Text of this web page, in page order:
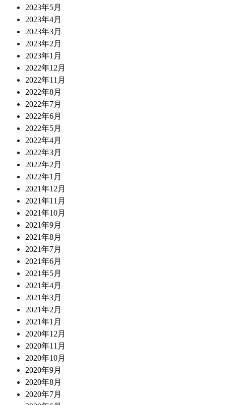
2023年5月
2023年4月
2023年3月
2023年2月
2023年1月
2022年12月
2022年11月
2022年8月
2022年7月
2022年6月
2022年5月
2022年4月
2022年3月
2022年2月
2022年1月
2021年12月
2021年11月
2021年10月
2021年9月
2021年8月
2021年7月
2021年6月
2021年5月
2021年4月
2021年3月
2021年2月
2021年1月
2020年12月
2020年11月
2020年10月
2020年9月
2020年8月
2020年7月